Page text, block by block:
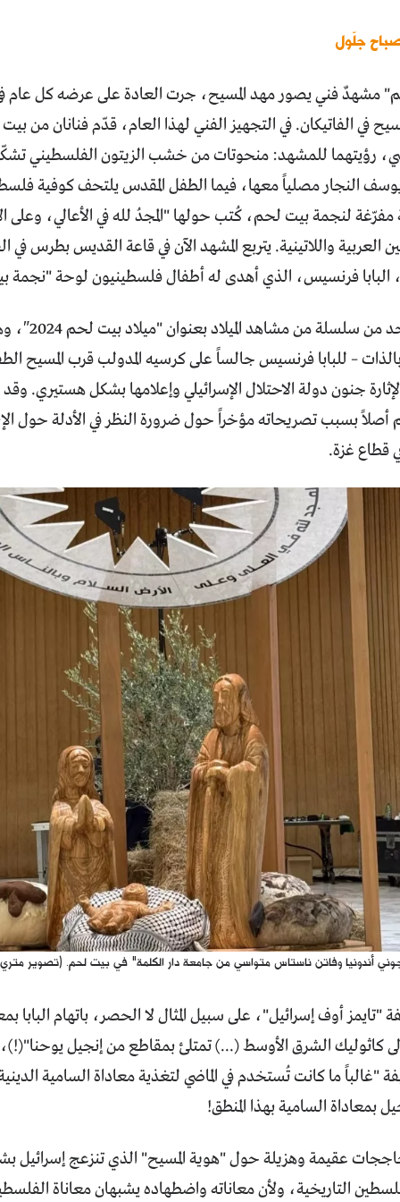
جلّول
مشهدٌ فني يصور مهد المسيح، جرت العادة على عرضه كل عام
في الفاتيكان. في التجهيز الفني لهذا العام، قدّم فنانان من
رؤيتهما للمشهد: منحوتات من خشب الزيتون الفلسطيني
النجار مصلياً معها، فيما الطفل المقدس يلتحف كوفية
لنجمة بيت لحم، كُتب حولها "المجدُ لله في الأعالي، وعلى
العربية واللاتينية. يتربع المشهد الآن في قاعة القديس بطرس
البابا فرنسيس، الذي أهدى له أطفال فلسطينيون لوحة
التجهيز هو
– للبابا فرنسيس جالساً على كرسيه المدولب قرب المسيح
جنون دولة الاحتلال الإسرائيلي وإعلامها بشكل هستيري.
بسبب تصريحاته مؤخراً حول ضرورة النظر في الأدلة حول
قطاع غزة.
جوني أندونيا وفاتن ناستاس متواسي من جامعة دار الكلمة" في بيت لحم. (تصوير
أوف إسرائيل"، على سبيل المثال لا الحصر، باتهام البابا
كاثوليك الشرق الأوسط (...) تمتلئ بمقاطع من إنجيل يوحنا"(!)،
ما كانت تُستخدم في الماضي لتغذية معاداة السامية
بمعاداة السامية بهذا المنطق!
عقيمة وهزيلة حول "هوية المسيح" الذي تنزعج إسرائيل
التاريخية، ولأن معاناته واضطهاده يشبهان معاناة